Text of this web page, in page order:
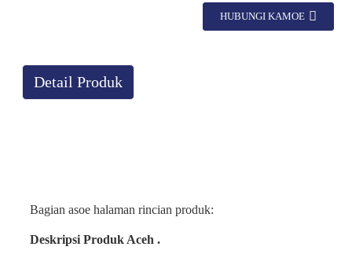
HUBUNGI KAMOE
Detail Produk
Bagian asoe halaman rincian produk:
Deskripsi Produk Aceh .